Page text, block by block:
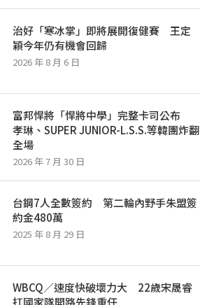
治好「寒冰掌」即將展開復健賽 王定
穎今年仍有機會回歸
2026 年 8 月 6 日
富邦悍將「悍將中學」完整卡司公布
孝琳、SUPER JUNIOR-L.S.S.等韓團炸翻
全場
2026 年 7 月 30 日
台鋼7人全數簽約 第二輪內野手朱盟簽
約金480萬
2025 年 8 月 29 日
WBCQ／速度快破壞力大 22歲宋晟睿
扛國家隊開路先鋒重任